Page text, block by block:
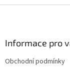
Informace pro
Obchodní podmínky